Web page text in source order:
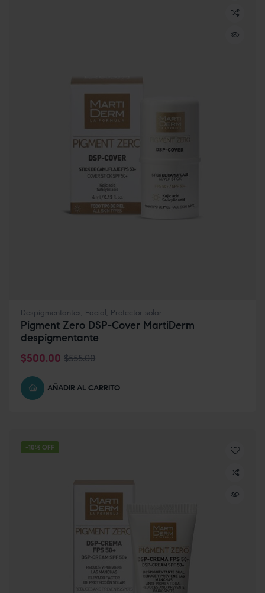
Despigmentantes, Facial , Protector solar
Pigment Zero DSP-Cover MartiDerm
despigmentante
$555.00
$500.00
AÑADIR AL CARRITO
-10% OFF